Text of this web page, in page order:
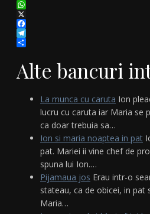
WhatsApp
X
Facebook
Telegram
Alte bancuri
La munca cu caruta Ion
lucru cu caruta iar Maria se
ca doar trebuia sa…
Ion si maria noaptea in pat
pat. Mariei ii vine chef de
spuna lui Ion.…
Pijamaua jos Erau intr-o
stateau, ca de obicei, in pat
Maria…